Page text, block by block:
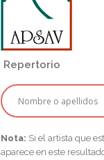
Repertorio
Nota: Si el artista que
aparece en este